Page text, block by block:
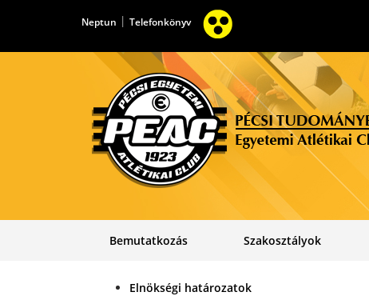
Neptun | Telefonkönyv
Bemutatkozás Szakosztályok
Elnökségi határozatok